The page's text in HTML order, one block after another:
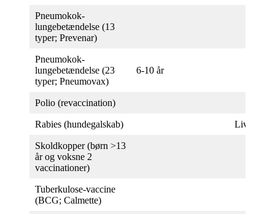
Pneumokok-
lungebetændelse (13
typer; Prevenar)
Pneumokok-
lungebetændelse (23
typer; Pneumovax)
6-10 år
Polio (revaccination)
Rabies (hundegalskab) Livslang
Skoldkopper (børn >13
år og voksne 2
vaccinationer)
Tuberkulose-vaccine
(BCG; Calmette)